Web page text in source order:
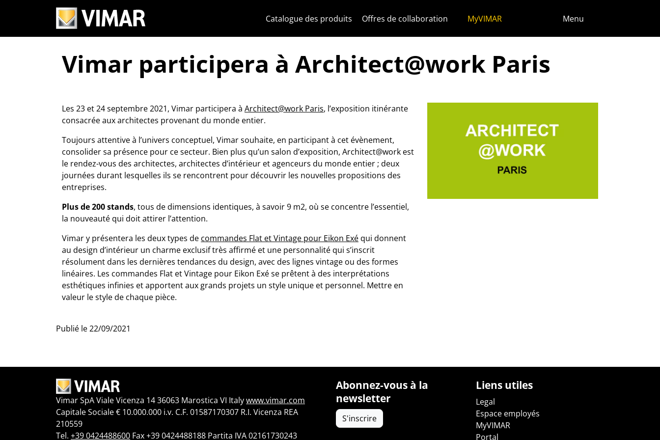
Catalogue des produits Offres de collaboration MyVIMAR Menu
Vimar participera à Architect@work Paris
Les 23 et 24 septembre 2021, Vimar participera à Architect@work Paris, l’exposition itinérante
consacrée aux architectes provenant du monde entier.
Toujours attentive à l’univers conceptuel, Vimar souhaite, en participant à cet évènement,
consolider sa présence pour ce secteur. Bien plus qu’un salon d’exposition, Architect@work est
le rendez-vous des architectes, architectes d’intérieur et agenceurs du monde entier ; deux
journées durant lesquelles ils se rencontrent pour découvrir les nouvelles propositions des
entreprises.
Plus de 200 stands, tous de dimensions identiques, à savoir 9 m2, où se concentre l’essentiel,
la nouveauté qui doit attirer l’attention.
Vimar y présentera les deux types de commandes Flat et Vintage pour Eikon Exé qui donnent
au design d’intérieur un charme exclusif très affirmé et une personnalité qui s’inscrit
résolument dans les dernières tendances du design, avec des lignes vintage ou des formes
linéaires. Les commandes Flat et Vintage pour Eikon Exé se prêtent à des interprétations
esthétiques infinies et apportent aux grands projets un style unique et personnel. Mettre en
valeur le style de chaque pièce.
Publié le22/09/2021
Vimar SpA Viale Vicenza 14 36063 Marostica VI Italywww.vimar.com
Capitale Sociale € 10.000.000 i.v. C.F. 01587170307 R.I. Vicenza REA
210559
Tel. +39 0424488600 Fax +39 0424488188 Partita IVA 02161730243
Abonnez-vous à la
newsletter
S'inscrire
Liens utiles
Legal
Espace employés
MyVIMAR
Portal